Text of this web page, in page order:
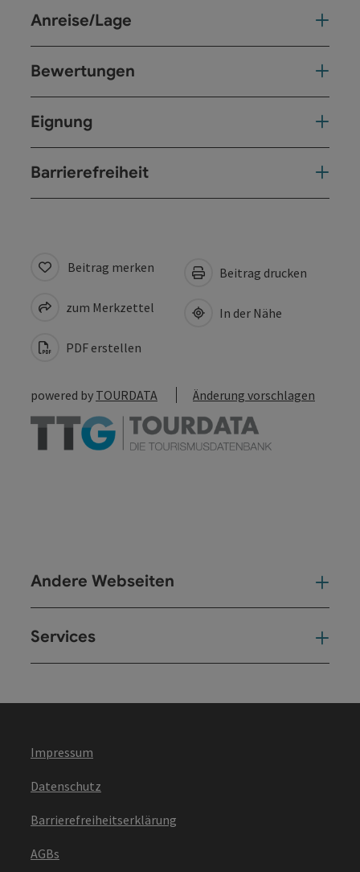
Anreise/Lage
Bewertungen
Eignung
Barrierefreiheit
Beitrag merken
zum Merkzettel
PDF erstellen
Beitrag drucken
In der Nähe
powered by TOURDATA Änderung vorschlagen
Andere Webseiten
Services
Impressum
Datenschutz
Barrierefreiheitserklärung
AGBs